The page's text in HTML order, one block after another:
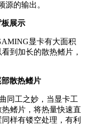
源的输出。
展示
显卡有大面积
到加长的散热鳍片，
散热鳍片
同工之妙，当显卡工
鳍片，将热量快速直
样有镂空处理，有利